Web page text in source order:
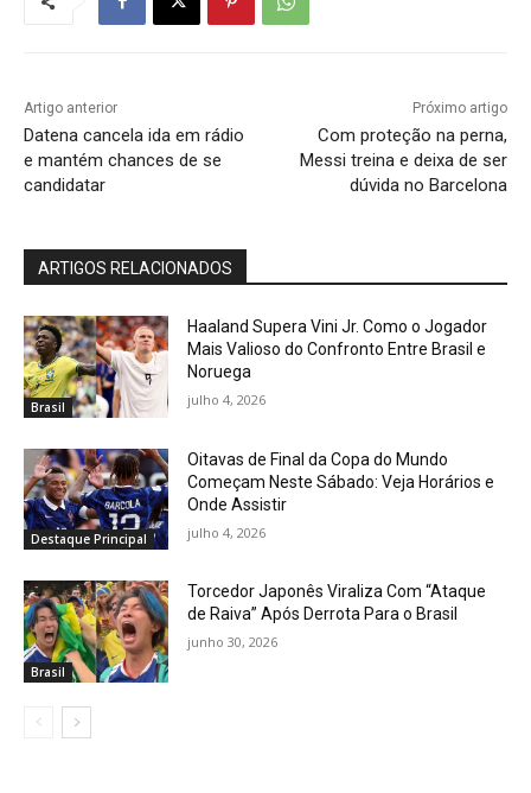
Artigo anterior
Datena cancela ida em rádio
e mantém chances de se
candidatar
Próximo artigo
Com proteção na perna,
Messi treina e deixa de ser
dúvida no Barcelona
ARTIGOS RELACIONADOS
Brasil
Haaland Supera Vini Jr. Como o Jogador
Mais Valioso do Confronto Entre Brasil e
Noruega
julho 4, 2026
Destaque Principal
Oitavas de Final da Copa do Mundo
Começam Neste Sábado: Veja Horários e
Onde Assistir
julho 4, 2026
Brasil
Torcedor Japonês Viraliza Com “Ataque
de Raiva” Após Derrota Para o Brasil
junho 30, 2026